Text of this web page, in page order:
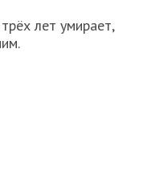
лет умирает,